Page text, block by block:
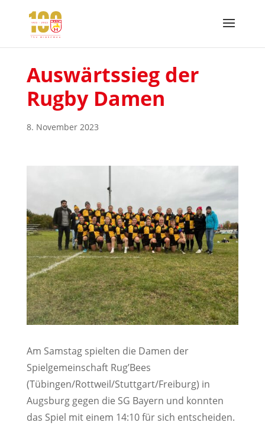
Auswärtssieg der
Rugby Damen
8. November 2023
Am Samstag spielten die Damen der
Spielgemeinschaft Rug’Bees
(Tübingen/Rottweil/Stuttgart/Freiburg) in
Augsburg gegen die SG Bayern und konnten
das Spiel mit einem 14:10 für sich entscheiden.